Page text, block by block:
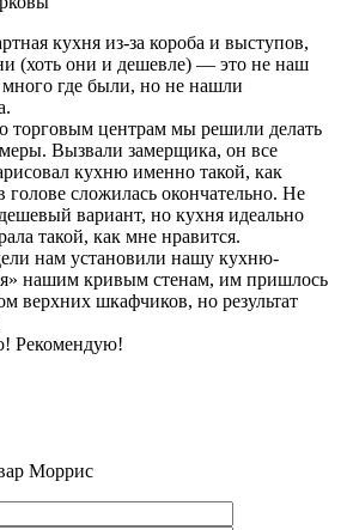
кухня из-за короба и выступов,
(хоть они и дешевле) — это не наш
где были, но не нашли
торговым центрам мы решили делать
Вызвали замерщика, он все
кухню именно такой, как
голове сложилась окончательно. Не
вариант, но кухня идеально
такой, как мне нравится.
нам установили нашу кухню-
нашим кривым стенам, им пришлось
верхних шкафчиков, но результат
Рекомендую!
Моррис